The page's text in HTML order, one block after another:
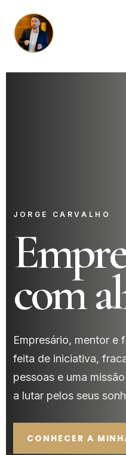
JORGE CARVALHO
com
Empresário, mentor e
feita de iniciativa,
pessoas e uma
a lutar pelos seus
CONHECER A